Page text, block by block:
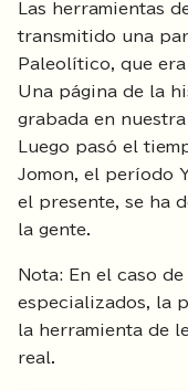
Las herramientas
transmitido una
Paleolítico, que
Una página de la
grabada en
Luego pasó el
Jomon, el período
el presente, se ha
la gente.
Nota: En el caso
especializados, la
la herramienta de
real.